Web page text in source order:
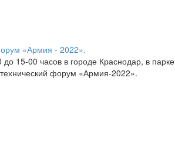
«Армия - 2022».
15-00 часов в городе Краснодар, в парке
форум «Армия-2022».